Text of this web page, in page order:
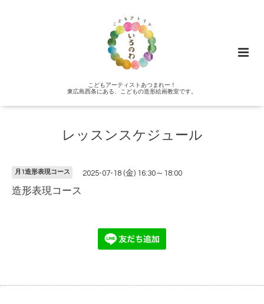
こどもアーティストあつまれー！
東広島西条にある、こどもの造形絵画教室です。
レッスンスケジュール
月1造形表現コース 2025-07-18 (金) 16:30～18:00
造形表現コース